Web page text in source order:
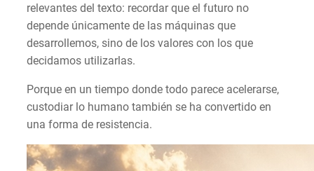
relevantes del texto: recordar que el futuro no
depende únicamente de las máquinas que
desarrollemos, sino de los valores con los que
decidamos utilizarlas.
Porque en un tiempo donde todo parece acelerarse,
custodiar lo humano también se ha convertido en
una forma de resistencia.